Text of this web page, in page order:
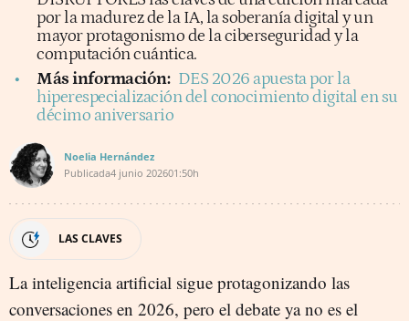
por la madurez de la IA, la soberanía digital y un
mayor protagonismo de la ciberseguridad y la
computación cuántica.
Más información: DES 2026 apuesta por la
hiperespecialización del conocimiento digital en su
décimo aniversario
Noelia Hernández
Publicada4 junio 202601:50h
LAS CLAVES
La inteligencia artificial sigue protagonizando las
conversaciones en 2026, pero el debate ya no es el